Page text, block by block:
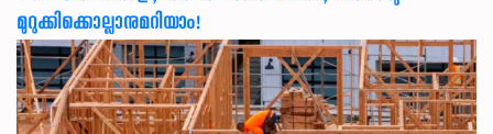
മുറുക്കിക്കൊല്ലാനുമറിയാം!